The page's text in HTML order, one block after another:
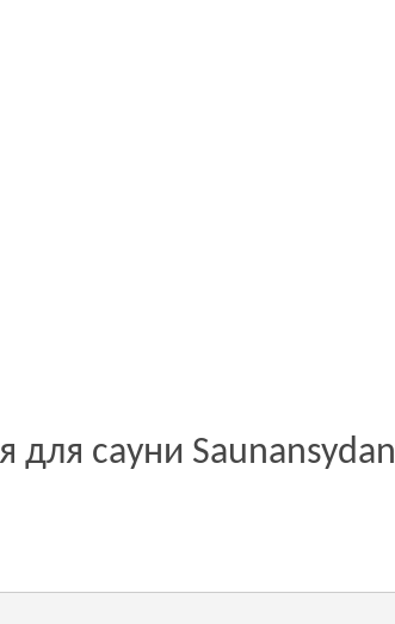
для сауни Saunansydan